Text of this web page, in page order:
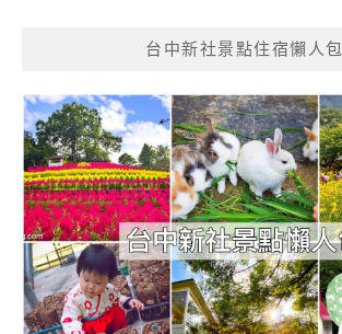
台中新社景點住宿懶人包